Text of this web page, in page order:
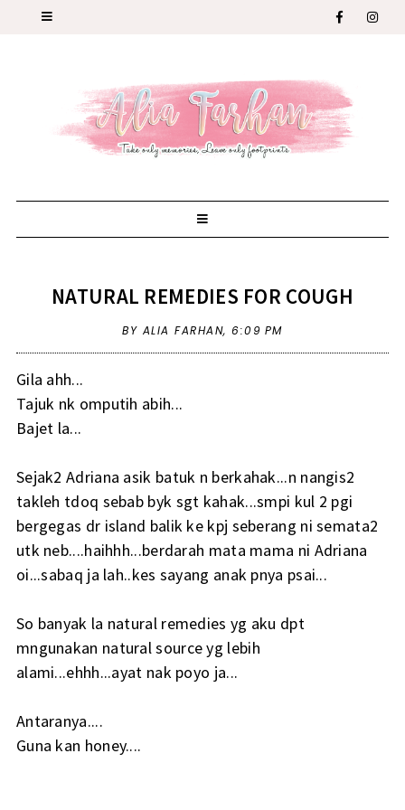
NATURAL REMEDIES FOR COUGH
BY ALIA FARHAN, 6:09 PM
Gila ahh...
Tajuk nk omputih abih...
Bajet la...
Sejak2 Adriana asik batuk n berkahak...n nangis2
takleh tdoq sebab byk sgt kahak...smpi kul 2 pgi
bergegas dr island balik ke kpj seberang ni semata2
utk neb....haihhh...berdarah mata mama ni Adriana
oi...sabaq ja lah..kes sayang anak pnya psai...
So banyak la natural remedies yg aku dpt
mngunakan natural source yg lebih
alami...ehhh...ayat nak poyo ja...
Antaranya....
Guna kan honey....